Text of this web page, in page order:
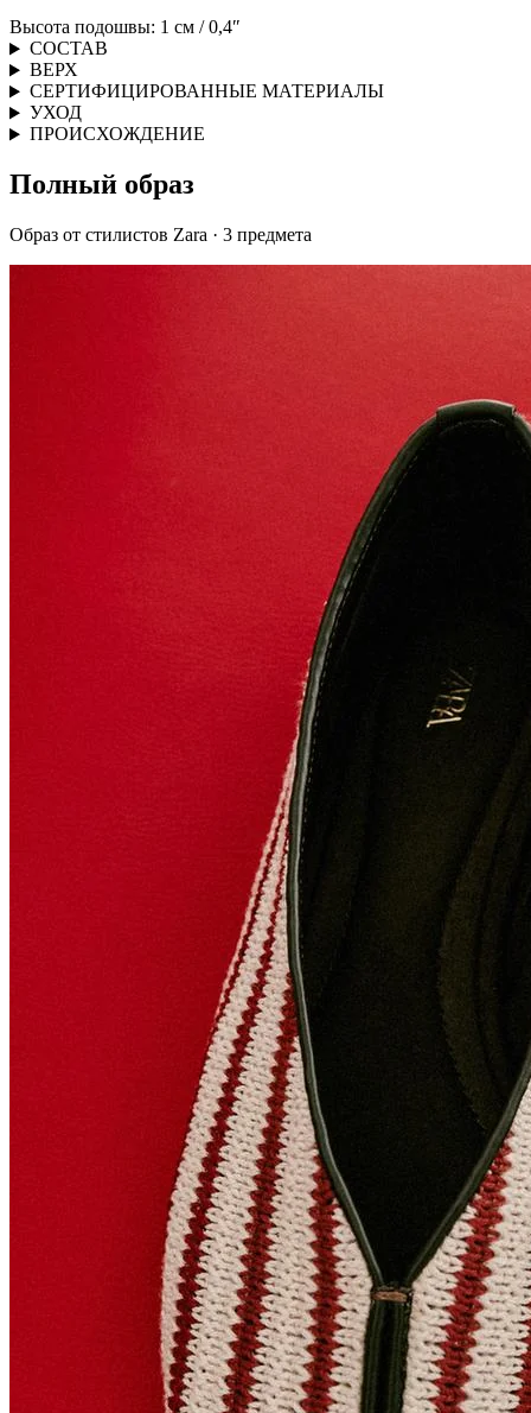
Высота подошвы: 1 см / 0,4″
СОСТАВ
ВЕРХ
СЕРТИФИЦИРОВАННЫЕ МАТЕРИАЛЫ
УХОД
ПРОИСХОЖДЕНИЕ
Полный образ
Образ от стилистов Zara · 3 предмета